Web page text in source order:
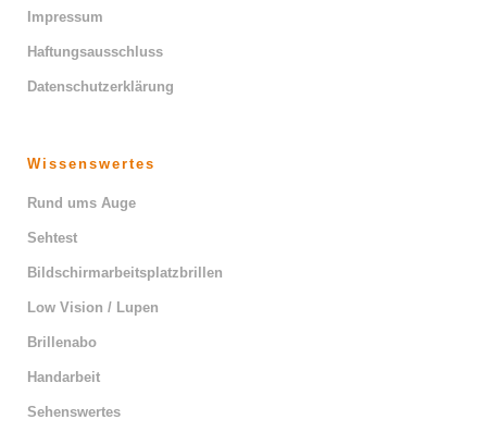
Impressum
Haftungsausschluss
Datenschutzerklärung
Wissenswertes
Rund ums Auge
Sehtest
Bildschirmarbeitsplatzbrillen
Low Vision / Lupen
Brillenabo
Handarbeit
Sehenswertes